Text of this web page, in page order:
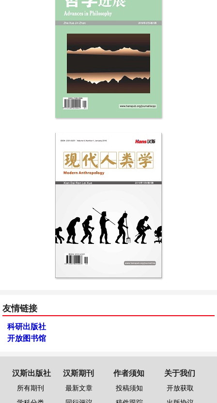
友情链接
科研出版社
开放图书馆
汉斯出版社
所有期刊
汉斯期刊
最新文章
作者须知
投稿须知
关于我们
开放获取